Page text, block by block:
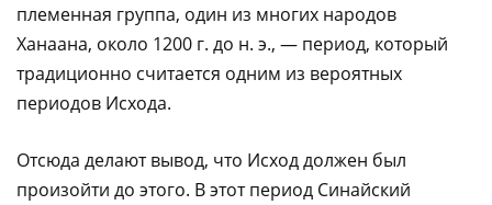
племенная группа, один из многих народов
Ханаана, около 1200 г. до н. э., — период, который
традиционно считается одним из вероятных
периодов Исхода.
Отсюда делают вывод, что Исход должен был
произойти до этого. В этот период Синайский